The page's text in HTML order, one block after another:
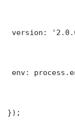
version:
env:
});